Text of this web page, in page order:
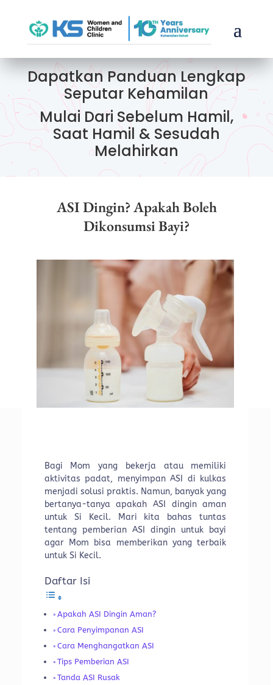
Dapatkan Panduan Lengkap
Seputar Kehamilan
Mulai Dari Sebelum Hamil,
Saat Hamil & Sesudah
Melahirkan
ASI Dingin? Apakah Boleh
Dikonsumsi Bayi?
Bagi Mom yang bekerja atau memiliki
aktivitas padat, menyimpan ASI di kulkas
menjadi solusi praktis. Namun, banyak yang
bertanya-tanya apakah ASI dingin aman
untuk Si Kecil. Mari kita bahas tuntas
tentang pemberian ASI dingin untuk bayi
agar Mom bisa memberikan yang terbaik
untuk Si Kecil.
Daftar Isi
Apakah ASI Dingin Aman?
Cara Penyimpanan ASI
Cara Menghangatkan ASI
Tips Pemberian ASI
Tanda ASI Rusak